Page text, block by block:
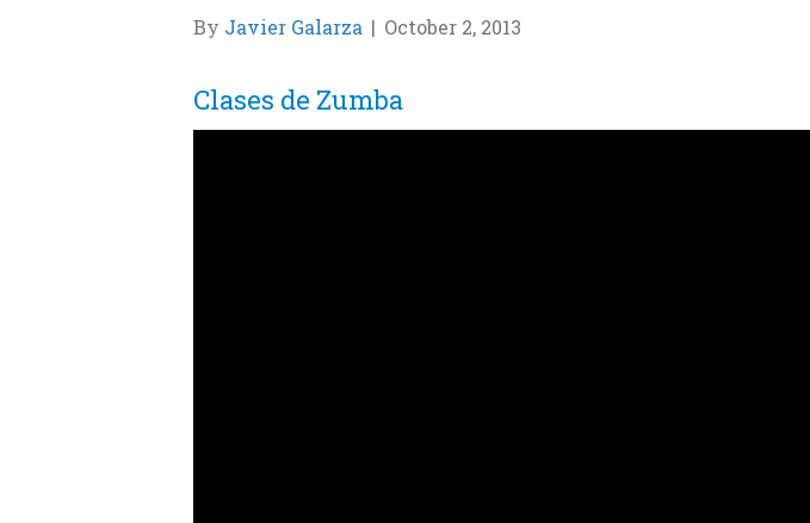
By Javier Galarza | October 2, 2013
Clases de Zumba